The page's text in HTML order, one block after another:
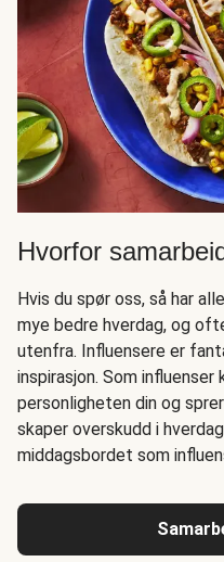
Hvorfor
Hvis du spør oss, så har
mye bedre hverdag, og
utenfra. Influensere er
inspirasjon. Som
personligheten din og
skaper overskudd i
middagsbordet som